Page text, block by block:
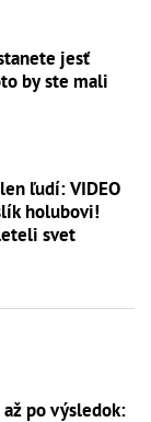
jesť
by ste mali
ľudí: VIDEO
holubovi!
svet
po výsledok: